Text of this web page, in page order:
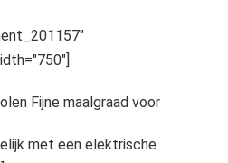
Fijne maalgraad voor
met een elektrische